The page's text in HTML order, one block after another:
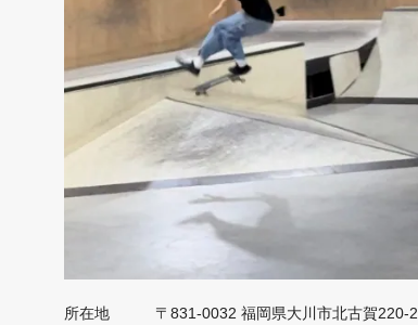
所在地
〒831-0032 福岡県大川市北古賀220-2